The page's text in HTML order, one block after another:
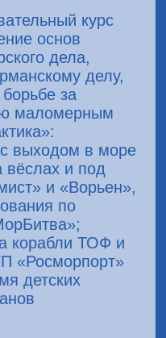
курс
основ
дела,
делу,
за
маломерным
с выходом в море
и под
и «Ворьен»,
по
корабли ТОФ и
«Росморпорт»
детских